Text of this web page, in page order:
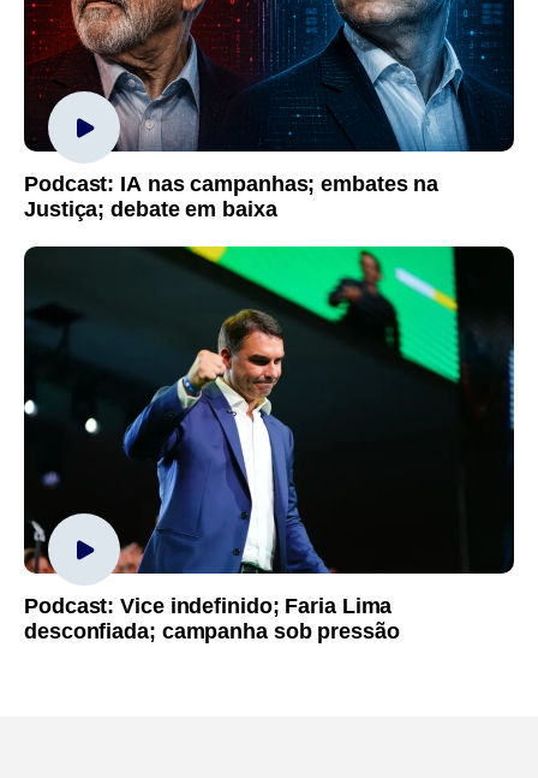
Podcast: IA nas campanhas; embates na
Justiça; debate em baixa
Podcast: Vice indefinido; Faria Lima
desconfiada; campanha sob pressão